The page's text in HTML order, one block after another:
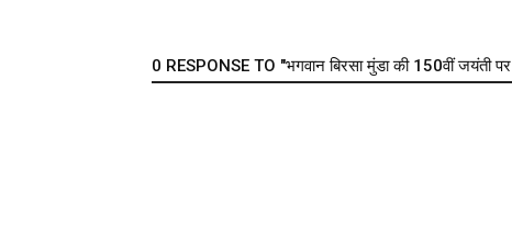
0 RESPONSE TO "भगवान बिरसा मुंडा की 150वीं जयंती